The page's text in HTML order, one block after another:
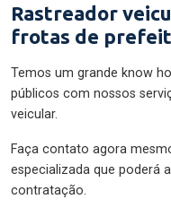
Rastreador
frotas de
Temos um grande know
públicos com nossos
veicular.
Faça contato agora
especializada que poderá
contratação.